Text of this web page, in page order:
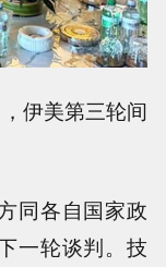
伊美第三轮间
同各自国家政
一轮谈判。技